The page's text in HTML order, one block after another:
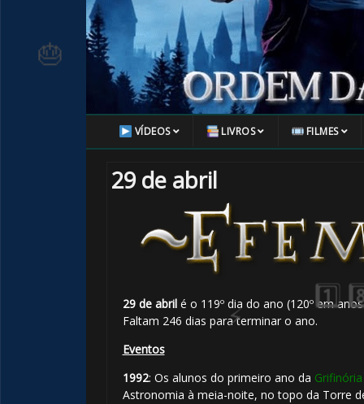
VÍDEOS LIVROS FILMES
29 de abril
29 de abrilé o 119º dia do ano (120º em
Faltam 246 dias para terminar o ano.
Eventos
1992: Os alunos do primeiro ano da Grifinória
Astronomia à meia-noite, no topo da Torre
🎂